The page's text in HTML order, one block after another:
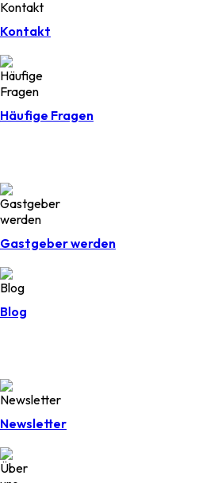
Kontakt
Häufige Fragen
Gastgeber werden
Blog
Newsletter